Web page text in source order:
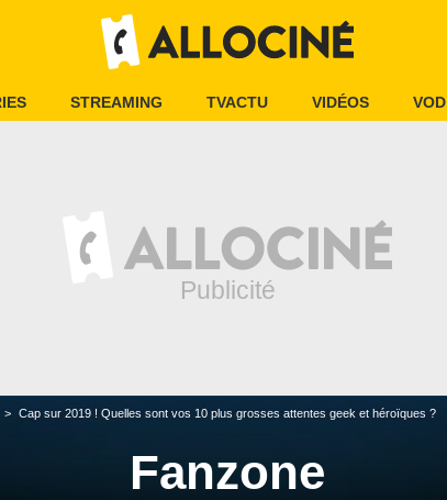
STREAMING TVACTU VIDÉOS VOD
Cap sur 2019 ! Quelles sont vos 10 plus grosses attentes geek et héroïques ?
Fanzone